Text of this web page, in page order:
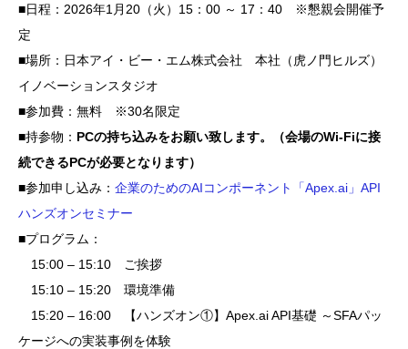
■日程：2026年1月20（火）15：00 ～ 17：40 ※懇親会開催予
定
■場所：日本アイ・ビー・エム株式会社 本社（虎ノ門ヒルズ）
イノベーションスタジオ
■参加費：無料 ※30名限定
■持参物： PCの持ち込みをお願い致します。（会場のWi-Fiに接
続できるPCが必要となります）
■参加申し込み： 企業のためのAIコンポーネント「Apex.ai」API
ハンズオンセミナー
■プログラム：
15:00 – 15:10 ご挨拶
15:10 – 15:20 環境準備
15:20 – 16:00 【ハンズオン①】Apex.ai API基礎 ～SFAパッ
ケージへの実装事例を体験